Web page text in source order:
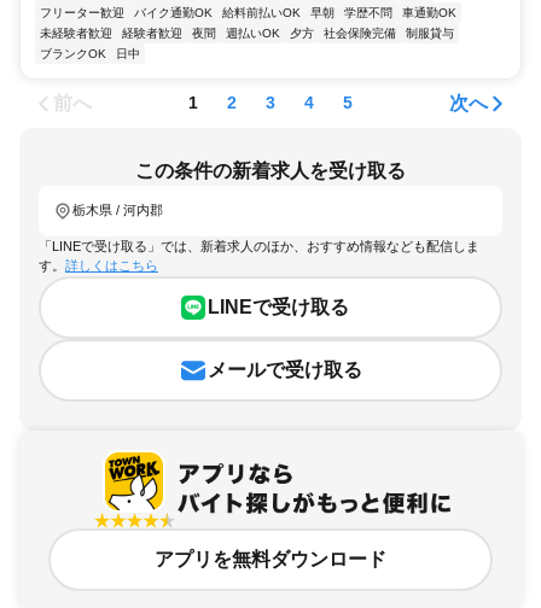
フリーター歓迎
バイク通勤OK 給料前払いOK 早朝 学歴不問
車通勤OK
未経験者歓迎
経験者歓迎 夜間 週払いOK 夕方 社会保険完備
制服貸与
ブランクOK
日中
前へ 1 2 3 4 5 次へ
この条件の新着求人を受け取る
栃木県 / 河内郡
「LINEで受け取る」では、新着求人のほか、おすすめ情報なども配信しま
す。 詳しくはこちら
LINEで受け取る
メールで受け取る
アプリを無料ダウンロード